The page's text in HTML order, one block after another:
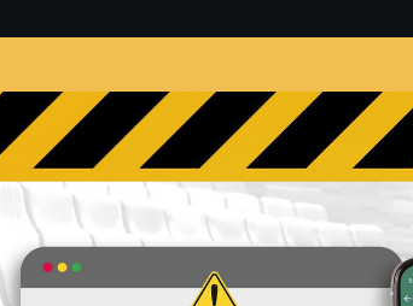
Canta de Nuevo: